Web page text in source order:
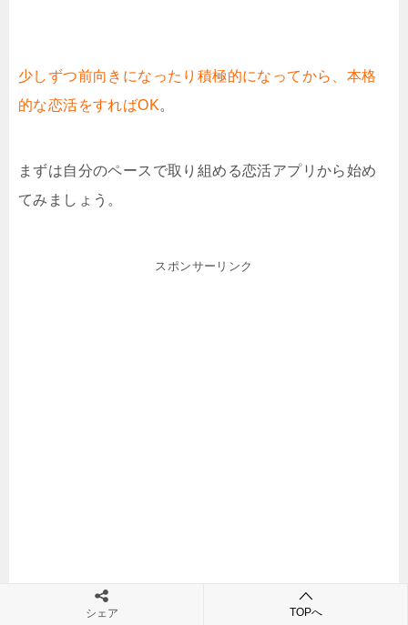
少しずつ前向きになったり積極的になってから、本格
的な恋活をすればOK。
まずは自分のペースで取り組める恋活アプリから始め
てみましょう。
スポンサーリンク
シェア TOPへ